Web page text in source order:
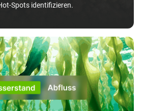
Spots identifizieren.